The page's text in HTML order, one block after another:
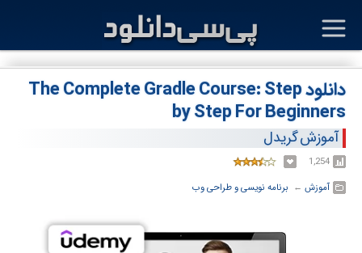
دانلود The Complete Gradle Course: Step
by Step For Beginners
آموزش گریدل
1,254
آموزش ← ‏ برنامه نویسی و طراحی وب